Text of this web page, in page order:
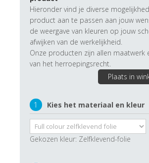
Hieronder vind je diverse
product aan te passen aan jouw
de weergave van kleuren op jouw
afwijken van de werkelijkheid.
Onze producten zijn allen maatwerk
van het herroepingsrecht.
Plaats in
1 Kies het materiaal en kleur
Gekozen kleur: Zelfklevend-folie